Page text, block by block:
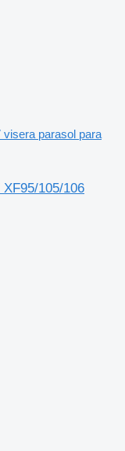
visera parasol para
105/106